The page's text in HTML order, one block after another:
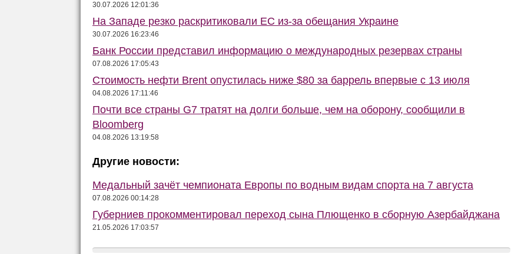
30.07.2026 12:01:36
На Западе резко раскритиковали ЕС из-за обещания Украине
30.07.2026 16:23:46
Банк России представил информацию о международных резервах страны
07.08.2026 17:05:43
Стоимость нефти Brent опустилась ниже $80 за баррель впервые с 13 июля
04.08.2026 17:11:46
Почти все страны G7 тратят на долги больше, чем на оборону, сообщили в
Bloomberg
04.08.2026 13:19:58
Другие новости:
Медальный зачёт чемпионата Европы по водным видам спорта на 7 августа
07.08.2026 00:14:28
Губерниев прокомментировал переход сына Плющенко в сборную Азербайджана
21.05.2026 17:03:57